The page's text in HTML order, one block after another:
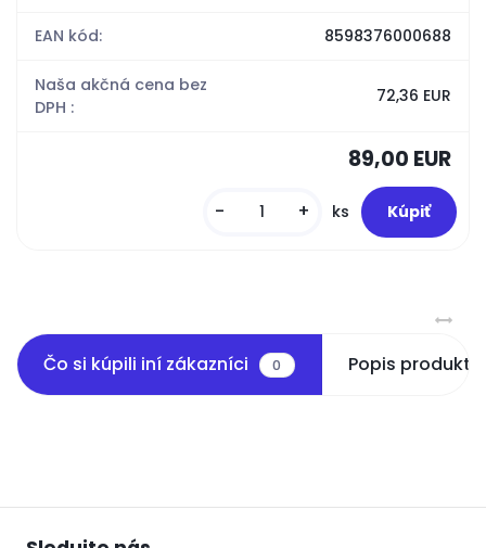
EAN kód: 8598376000688
Naša akčná cena bez
DPH :
72,36 EUR
89,00 EUR
- + ks
Čo si kúpili iní zákazníci 0 Popis produktu